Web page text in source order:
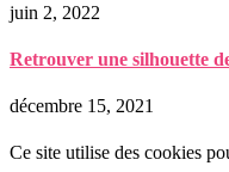
juin 2, 2022
Retrouver une silhouette
décembre 15, 2021
Ce site utilise des cookies